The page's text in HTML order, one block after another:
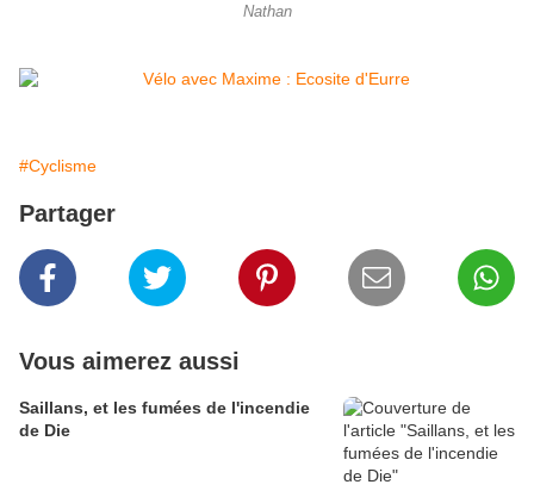
Nathan
#Cyclisme
Partager
Vous aimerez aussi
Saillans, et les fumées de l'incendie
de Die